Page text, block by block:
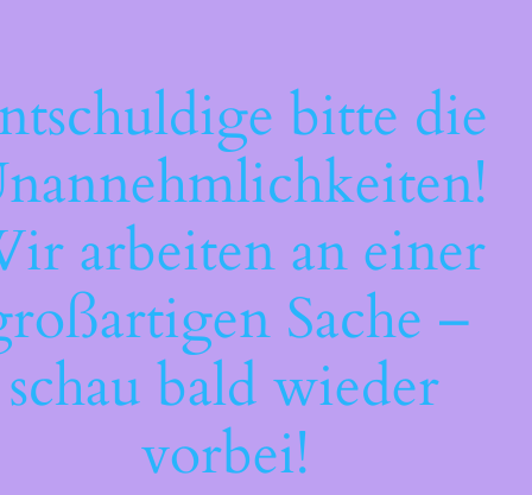
bitte die
arbeiten an einer
Sache –
schau bald wieder
vorbei!